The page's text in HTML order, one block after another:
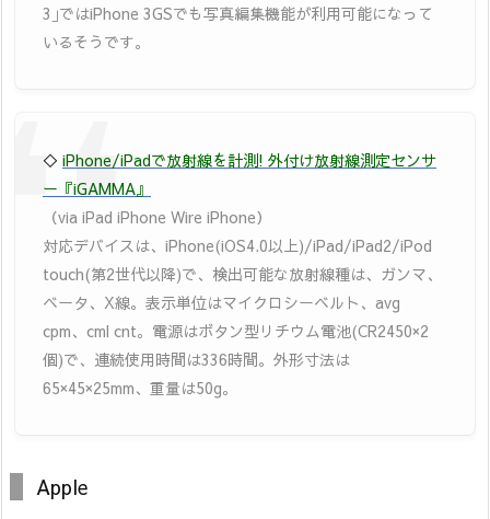
3｣ではiPhone 3GSでも写真編集機能が利用可能になって
いるそうです。
◇ iPhone/iPadで放射線を計測! 外付け放射線測定センサ
ー『iGAMMA』
（via iPad iPhone Wire iPhone）
対応デバイスは、iPhone(iOS4.0以上)/iPad/iPad2/iPod
touch(第2世代以降)で、検出可能な放射線種は、ガンマ、
ベータ、X線。表示単位はマイクロシーベルト、avg
cpm、cml cnt。電源はボタン型リチウム電池(CR2450×2
個)で、連続使用時間は336時間。外形寸法は
65×45×25mm、重量は50g。
Apple